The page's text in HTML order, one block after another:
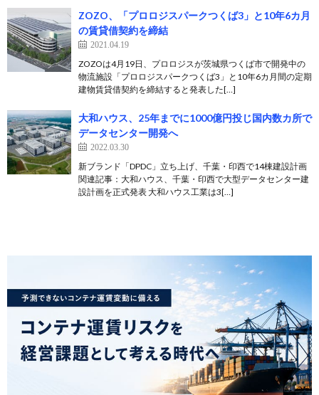
ZOZO、「プロロジスパークつくば3」と10年6カ月
の賃貸借契約を締結
2021.04.19
ZOZOは4月19日、プロロジスが茨城県つくば市で開発中の
物流施設「プロロジスパークつくば3」と10年6カ月間の定期
建物賃貸借契約を締結すると発表した[…]
大和ハウス、25年までに1000億円投じ国内数カ所で
データセンター開発へ
2022.03.30
新ブランド「DPDC」立ち上げ、千葉・印西で14棟建設計画
関連記事：大和ハウス、千葉・印西で大型データセンター建
設計画を正式発表 大和ハウス工業は3[…]